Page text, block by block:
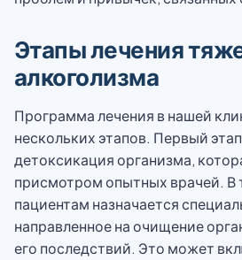
Этапы лечения
алкоголизма
Программа лечения в нашей
нескольких этапов. Первый
детоксикация организма,
присмотром опытных врачей. В
пациентам назначается
направленное на очищение
его последствий. Это может